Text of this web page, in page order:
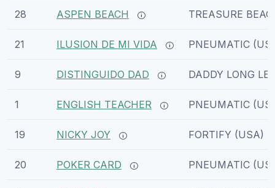
28 ASPEN BEACH TREASURE
21 ILUSION DE MI VIDA PNEUMATIC
9 DISTINGUIDO DAD DADDY LONG
1 ENGLISH TEACHER PNEUMATIC
19 NICKY JOY FORTIFY (USA)
20 POKER CARD PNEUMATIC